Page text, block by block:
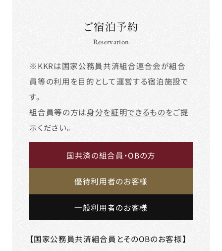
ご宿泊予約
Reservation
※KKRは国家公務員共済組合連合会が組合
員等の利用を目的として運営する宿泊施設で
す。
組合員等の方は身分を証明できるものをご提
示ください。
国共済の組合員・OBの方
優待利用者のお客様
一般利用者のお客様
【国家公務員共済組合員とそのOBのお客様】